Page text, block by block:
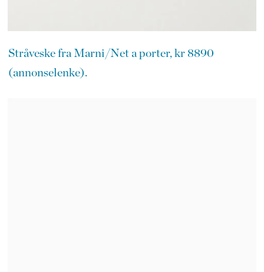
Stråveske fra Marni/Net a porter, kr 8890
(annonselenke).